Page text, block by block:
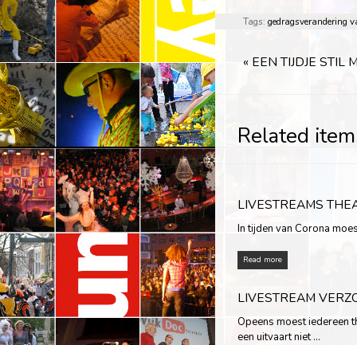
Tags: gedragsverandering
« EEN TIJDJE STIL
Related
LIVESTREAMS
In tijden van Corona
Read more
LIVESTREAM
Opeens moest iedereen
een uitvaart niet …